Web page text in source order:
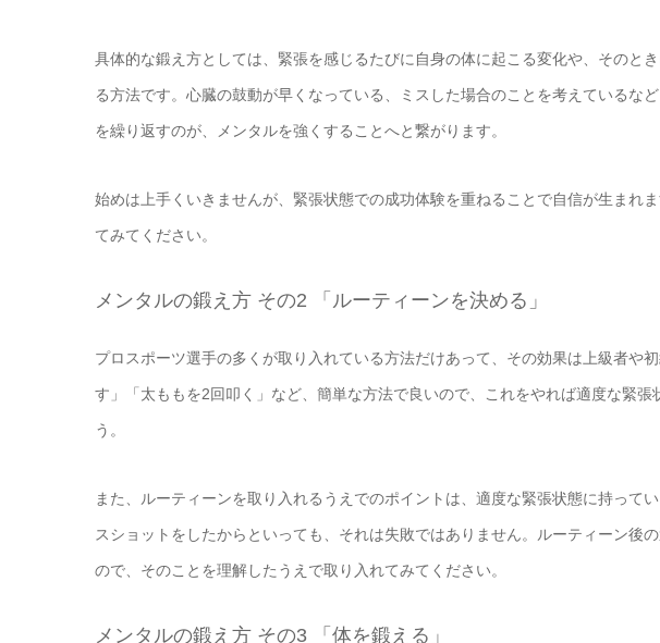
具体的な鍛え方としては、緊張を感じるたびに自身の体に起こる変化や、そのと
る方法です。心臓の鼓動が早くなっている、ミスした場合のことを考えているな
を繰り返すのが、メンタルを強くすることへと繋がります。
始めは上手くいきませんが、緊張状態での成功体験を重ねることで自信が生まれ
てみてください。
メンタルの鍛え方 その2 「ルーティーンを決める」
プロスポーツ選手の多くが取り入れている方法だけあって、その効果は上級者や
す」「太ももを2回叩く」など、簡単な方法で良いので、これをやれば適度な緊張
う。
また、ルーティーンを取り入れるうえでのポイントは、適度な緊張状態に持って
スショットをしたからといっても、それは失敗ではありません。ルーティーン後
ので、そのことを理解したうえで取り入れてみてください。
メンタルの鍛え方 その3 「体を鍛える」